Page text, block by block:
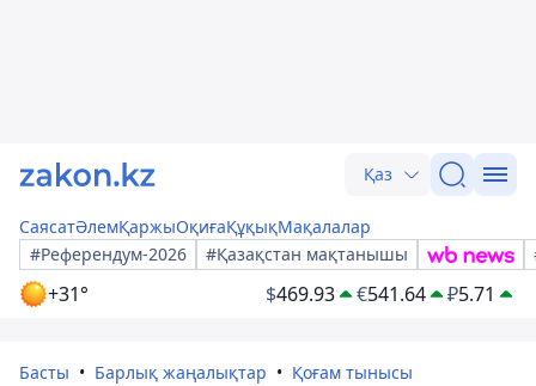
Қаз
СаясатӘлемҚаржыОқиғаҚұқықМақалалар
#Референдум-2026
#Қазақстан мақтанышы
+31° $469.93 €541.64 ₽5.71
Басты Барлық жаңалықтар Қоғам тынысы